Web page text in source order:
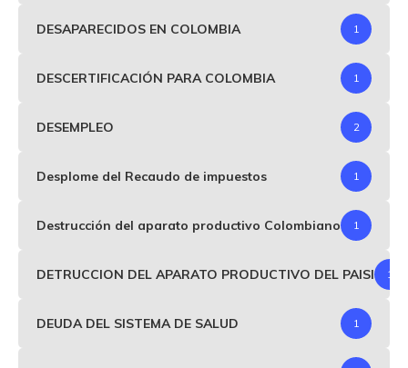
DESAPARECIDOS EN COLOMBIA 1
DESCERTIFICACIÓN PARA COLOMBIA 1
DESEMPLEO 2
Desplome del Recaudo de impuestos 1
Destrucción del aparato productivo Colombiano 1
DETRUCCION DEL APARATO PRODUCTIVO DEL PAISI 1
DEUDA DEL SISTEMA DE SALUD 1